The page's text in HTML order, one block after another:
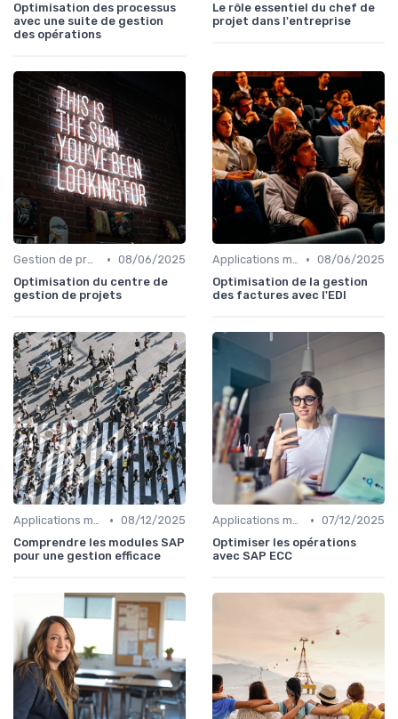
Optimisation des processus
avec une suite de gestion
des opérations
Le rôle essentiel du chef de
projet dans l'entreprise
Gestion de projets • 08/06/2025
Optimisation du centre de
gestion de projets
Applications métiers • 08/06/2025
Optimisation de la gestion
des factures avec l'EDI
Applications métiers • 08/12/2025
Comprendre les modules SAP
pour une gestion efficace
Applications métiers • 07/12/2025
Optimiser les opérations
avec SAP ECC